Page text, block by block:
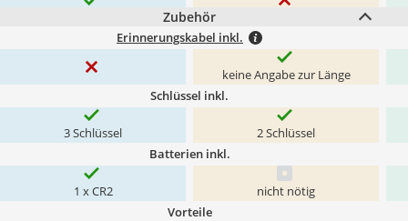
Zubehör
Erinnerungskabel inkl.
keine Angabe zur Länge
Schlüssel inkl.
3 Schlüssel 2 Schlüssel
Batterien inkl.
1 x CR2 nicht nötig
Vorteile